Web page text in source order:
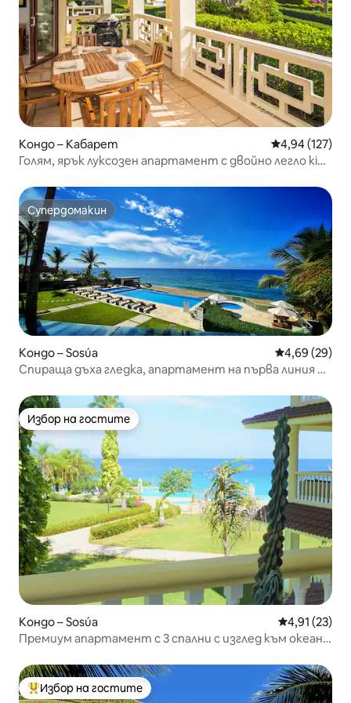
Кондо – Кабарет Средна
4,94 (127)
Голям, ярък луксозен апартамент с двойно легло king
Супердомакин
Супердомакин
Кондо – Sosúa Средна
4,69 (29)
Спираща дъха гледка, апартамент на първа линия на
Избор на гостите
Избор на гостите
Кондо – Sosúa Средна
4,91 (23)
Премиум апартамент с 3 спални с изглед към океана
Най-популярен избор на гостите
Избор на гостите